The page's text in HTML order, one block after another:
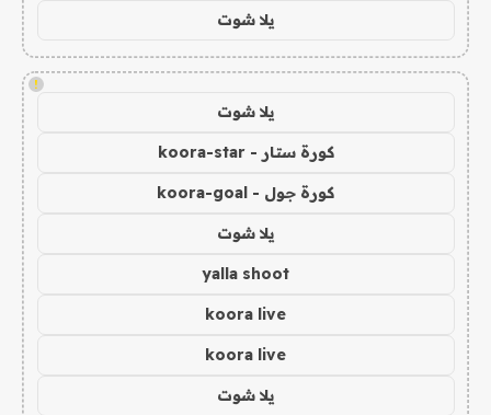
يلا شوت
!
يلا شوت
كورة ستار - koora-star
كورة جول - koora-goal
يلا شوت
yalla shoot
koora live
koora live
يلا شوت